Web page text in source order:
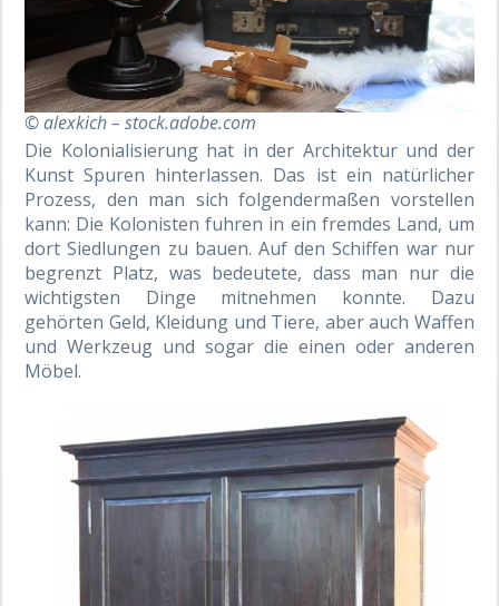
© alexkich – stock.adobe.com
Die Kolonialisierung hat in der Architektur und der
Kunst Spuren hinterlassen. Das ist ein natürlicher
Prozess, den man sich folgendermaßen vorstellen
kann: Die Kolonisten fuhren in ein fremdes Land, um
dort Siedlungen zu bauen. Auf den Schiffen war nur
begrenzt Platz, was bedeutete, dass man nur die
wichtigsten Dinge mitnehmen konnte. Dazu
gehörten Geld, Kleidung und Tiere, aber auch Waffen
und Werkzeug und sogar die einen oder anderen
Möbel.